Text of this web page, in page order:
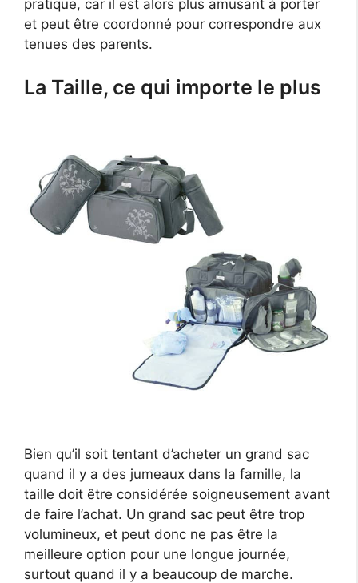
pratique, car il est alors plus amusant à porter
et peut être coordonné pour correspondre aux
tenues des parents.
La Taille, ce qui importe le plus
Bien qu’il soit tentant d’acheter un grand sac
quand il y a des jumeaux dans la famille, la
taille doit être considérée soigneusement avant
de faire l’achat. Un grand sac peut être trop
volumineux, et peut donc ne pas être la
meilleure option pour une longue journée,
surtout quand il y a beaucoup de marche.